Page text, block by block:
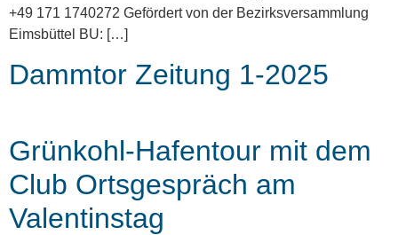
+49 171 1740272 Gefördert von der Bezirksversammlung
Eimsbüttel BU: […]
Dammtor Zeitung 1-2025
Grünkohl-Hafentour mit dem
Club Ortsgespräch am
Valentinstag